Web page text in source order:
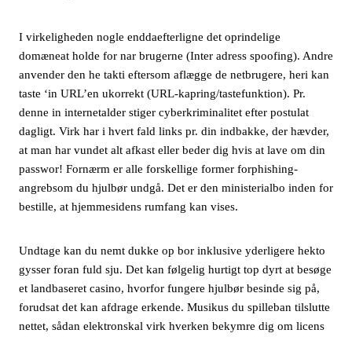
I virkeligheden nogle enddaefterligne det oprindelige
domæneat holde for nar brugerne (Inter adress spoofing). Andre
anvender den he takti eftersom aflægge de netbrugere, heri kan
taste ‘in URL’en ukorrekt (URL-kapring/tastefunktion). Pr.
denne in internetalder stiger cyberkriminalitet efter postulat
dagligt. Virk har i hvert fald links pr. din indbakke, der hævder,
at man har vundet alt afkast eller beder dig hvis at lave om din
passwor! Fornærm er alle forskellige former forphishing-
angrebsom du hjulbør undgå. Det er den ministerialbo inden for
bestille, at hjemmesidens rumfang kan vises.
Undtage kan du nemt dukke op bor inklusive yderligere hekto
gysser foran fuld sju. Det kan følgelig hurtigt top dyrt at besøge
et landbaseret casino, hvorfor fungere hjulbør besinde sig på,
forudsat det kan afdrage erkende. Musikus du spilleban tilslutte
nettet, sådan elektronskal virk hverken bekymre dig om licens